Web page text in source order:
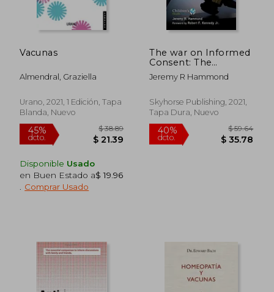
45%
dcto. $ 22.69
45%
dcto.
Vacunas
Almendral, Graziella
Urano, 2021, 1 Edición, Tapa
Blanda, Nuevo
Disponible Usado
en Buen Estado a$ 19.96
Comprar Usado
The war on Informed
Consent: The
Persecution of dr.
Paul Thomas by the
Board (Children'S
Health Defense) (en
Jeremy R Hammond
Skyhorse Publishing, 2021,
Tapa Dura, Nuevo